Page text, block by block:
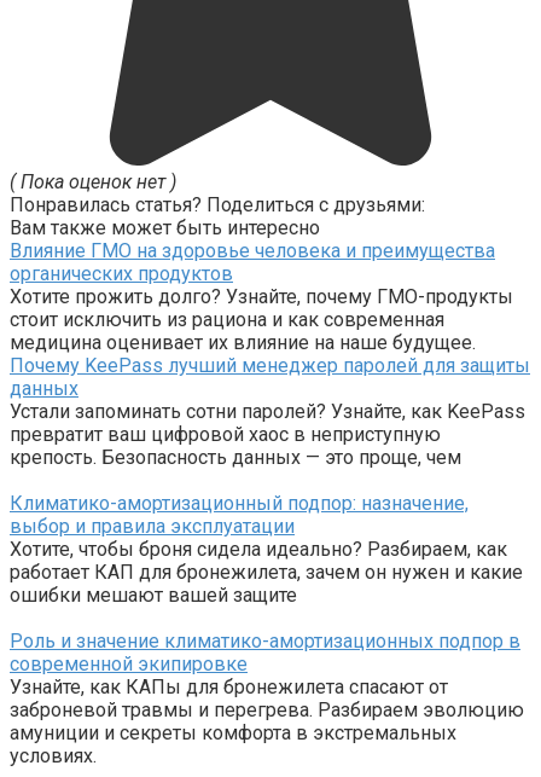
( Пока оценок нет )
Понравилась статья? Поделиться с друзьями:
Вам также может быть интересно
Влияние ГМО на здоровье человека и преимущества
органических продуктов
Хотите прожить долго? Узнайте, почему ГМО-продукты
стоит исключить из рациона и как современная
медицина оценивает их влияние на наше будущее.
Почему KeePass лучший менеджер паролей для защиты
данных
Устали запоминать сотни паролей? Узнайте, как KeePass
превратит ваш цифровой хаос в неприступную
крепость. Безопасность данных — это проще, чем
Климатико-амортизационный подпор: назначение,
выбор и правила эксплуатации
Хотите, чтобы броня сидела идеально? Разбираем, как
работает КАП для бронежилета, зачем он нужен и какие
ошибки мешают вашей защите
Роль и значение климатико-амортизационных подпор в
современной экипировке
Узнайте, как КАПы для бронежилета спасают от
заброневой травмы и перегрева. Разбираем эволюцию
амуниции и секреты комфорта в экстремальных
условиях.